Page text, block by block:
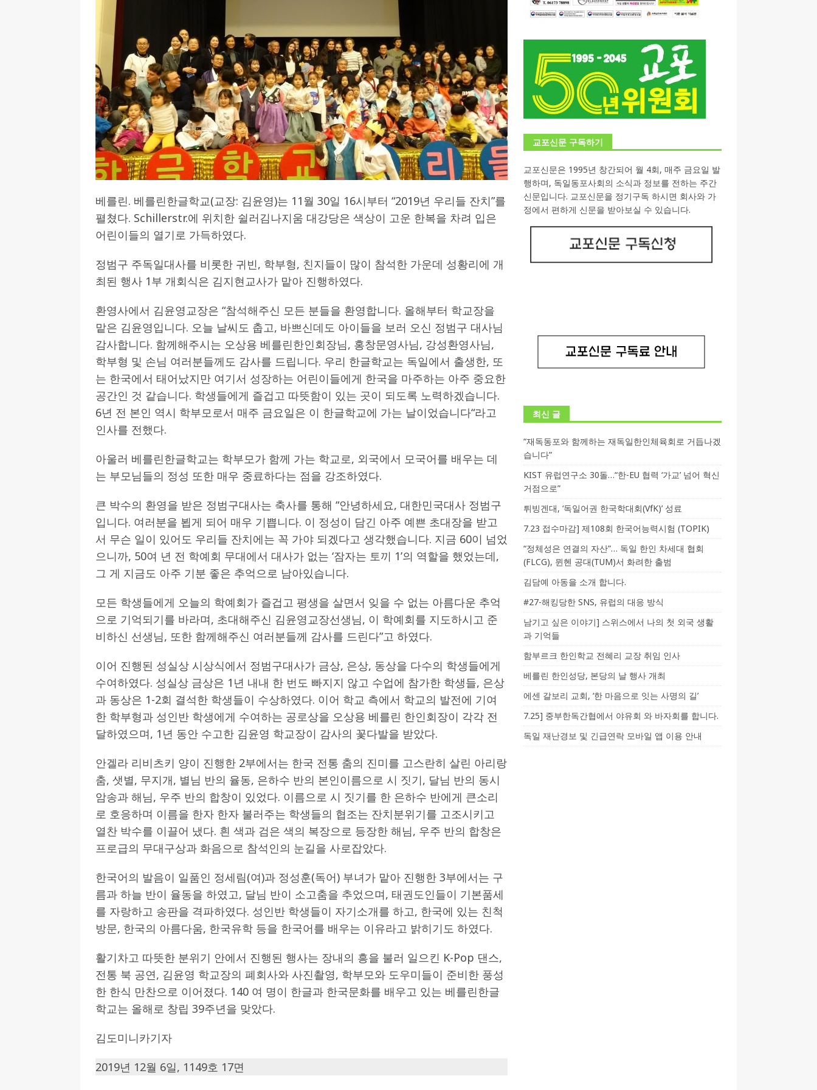
[ 2026-07-20 ] 7.23 접수마감] 제108회 한국어능력시험 (TOPIK)
게시판 / 행사 / 알림
[ 2026-07-20 ]
“정체성은 연결의 자산”… 독일 한인 차세대 협회(FLCG), 뮌헨 공대(TUM)서 화려한 출범
한
인소식
[ 2026-07-20 ] 김담예 아동을 소개 합니다.
사랑의 손길
[ 2022-03-20 ] 사진의 주인을 찾습니다. 게시판 / 행사 / 알림
베를린. 베를린한글학교(교장: 김윤영)는 11월 30일 16시부터 “2019년 우리들 잔치”를
펼쳤다. Schillerstr.에 위치한 쉴러김나지움 대강당은 색상이 고운 한복을 차려 입은
어린이들의 열기로 가득하였다.
정범구 주독일대사를 비롯한 귀빈, 학부형, 친지들이 많이 참석한 가운데 성황리에 개
최된 행사 1부 개회식은 김지현교사가 맡아 진행하였다.
환영사에서 김윤영교장은 “참석해주신 모든 분들을 환영합니다. 올해부터 학교장을
맡은 김윤영입니다. 오늘 날씨도 춥고, 바쁘신데도 아이들을 보러 오신 정범구 대사님
감사합니다. 함께해주시는 오상용 베를린한인회장님, 홍창문영사님, 강성환영사님,
학부형 및 손님 여러분들께도 감사를 드립니다. 우리 한글학교는 독일에서 출생한, 또
는 한국에서 태어났지만 여기서 성장하는 어린이들에게 한국을 마주하는 아주 중요한
공간인 것 같습니다. 학생들에게 즐겁고 따뜻함이 있는 곳이 되도록 노력하겠습니다.
6년 전 본인 역시 학부모로서 매주 금요일은 이 한글학교에 가는 날이었습니다“라고
인사를 전했다.
아울러 베를린한글학교는 학부모가 함께 가는 학교로, 외국에서 모국어를 배우는 데
는 부모님들의 정성 또한 매우 중료하다는 점을 강조하였다.
큰 박수의 환영을 받은 정범구대사는 축사를 통해 “안녕하세요, 대한민국대사 정범구
입니다. 여러분을 뵙게 되어 매우 기쁩니다. 이 정성이 담긴 아주 예쁜 초대장을 받고
서 무슨 일이 있어도 우리들 잔치에는 꼭 가야 되겠다고 생각했습니다. 지금 60이 넘었
으니까, 50여 년 전 학예회 무대에서 대사가 없는 ‘잠자는 토끼 1’의 역할을 했었는데,
그 게 지금도 아주 기분 좋은 추억으로 남아있습니다.
모든 학생들에게 오늘의 학예회가 즐겁고 평생을 살면서 잊을 수 없는 아름다운 추억
으로 기억되기를 바라며, 초대해주신 김윤영교장선생님, 이 학예회를 지도하시고 준
비하신 선생님, 또한 함께해주신 여러분들께 감사를 드린다”고 하였다.
이어 진행된 성실상 시상식에서 정범구대사가 금상, 은상, 동상을 다수의 학생들에게
수여하였다. 성실상 금상은 1년 내내 한 번도 빠지지 않고 수업에 참가한 학생들, 은상
과 동상은 1-2회 결석한 학생들이 수상하였다. 이어 학교 측에서 학교의 발전에 기여
한 학부형과 성인반 학생에게 수여하는 공로상을 오상용 베를린 한인회장이 각각 전
달하였으며, 1년 동안 수고한 김윤영 학교장이 감사의 꽃다발을 받았다.
안겔라 리비츠키 양이 진행한 2부에서는 한국 전통 춤의 진미를 고스란히 살린 아리랑
춤, 샛별, 무지개, 별님 반의 율동, 은하수 반의 본인이름으로 시 짓기, 달님 반의 동시
암송과 해님, 우주 반의 합창이 있었다. 이름으로 시 짓기를 한 은하수 반에게 큰소리
로 호응하며 이름을 한자 한자 불러주는 학생들의 협조는 잔치분위기를 고조시키고
열찬 박수를 이끌어 냈다. 흰 색과 검은 색의 복장으로 등장한 해님, 우주 반의 합창은
프로급의 무대구상과 화음으로 참석인의 눈길을 사로잡았다.
한국어의 발음이 일품인 정세림(여)과 정성훈(독어) 부녀가 맡아 진행한 3부에서는 구
름과 하늘 반이 율동을 하였고, 달님 반이 소고춤을 추었으며, 태권도인들이 기본품세
를 자랑하고 송판을 격파하였다. 성인반 학생들이 자기소개를 하고, 한국에 있는 친척
방문, 한국의 아름다움, 한국유학 등을 한국어를 배우는 이유라고 밝히기도 하였다.
활기차고 따뜻한 분위기 안에서 진행된 행사는 장내의 흥을 불러 일으킨 K-Pop 댄스,
전통 북 공연, 김윤영 학교장의 폐회사와 사진촬영, 학부모와 도우미들이 준비한 풍성
한 한식 만찬으로 이어졌다. 140 여 명이 한글과 한국문화를 배우고 있는 베를린한글
학교는 올해로 창립 39주년을 맞았다.
김도미니카기자
2019년 12월 6일, 1149호 17면
교포신문 구독하기
교포신문은 1995년 창간되어 월 4회, 매주 금요일 발
행하며, 독일동포사회의 소식과 정보를 전하는 주간
신문입니다. 교포신문을 정기구독 하시면 회사와 가
정에서 편하게 신문을 받아보실 수 있습니다.
최신 글
“재독동포와 함께하는 재독일한인체육회로 거듭나겠
습니다”
KIST 유럽연구소 30돌…“한-EU 협력 ‘가교’ 넘어 혁신
거점으로”
튀빙겐대, ‘독일어권 한국학대회(VfK)’ 성료
7.23 접수마감] 제108회 한국어능력시험 (TOPIK)
“정체성은 연결의 자산”… 독일 한인 차세대 협회
(FLCG), 뮌헨 공대(TUM)서 화려한 출범
김담예 아동을 소개 합니다.
#27-해킹당한 SNS, 유럽의 대응 방식
남기고 싶은 이야기] 스위스에서 나의 첫 외국 생활
과 기억들
함부르크 한인학교 전혜리 교장 취임 인사
베를린 한인성당, 본당의 날 행사 개최
에센 갈보리 교회, ‘한 마음으로 잇는 사명의 길’
7.25] 중부한독간협에서 야유회 와 바자회를 합니다.
독일 재난경보 및 긴급연락 모바일 앱 이용 안내